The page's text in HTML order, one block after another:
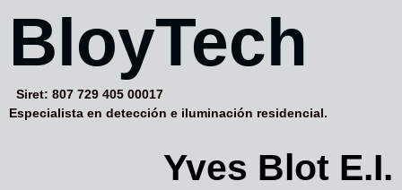
BloyTech
Siret: 807 729 405 00017
Especialista en detección e iluminación residencial.
Yves Blot E.I.